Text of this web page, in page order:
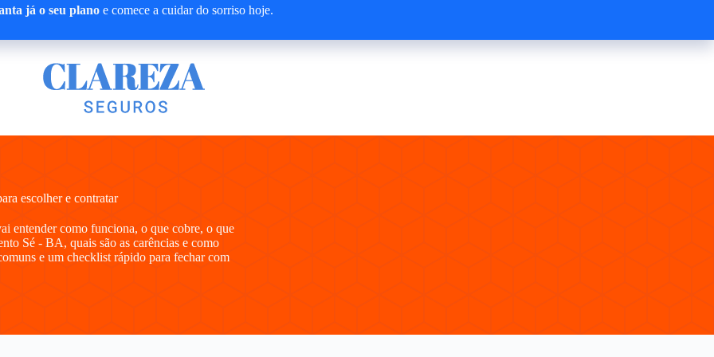
já o seu planoe comece a cuidar do sorriso hoje.
escolher e contratar
entender como funciona, o que cobre, o que
Sé - BA, quais são as carências e como
e um checklist rápido para fechar com